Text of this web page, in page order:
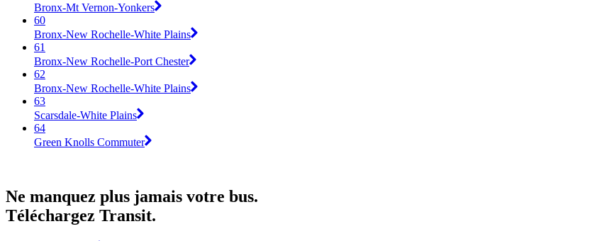
Bronx-Mt Vernon-Yonkers
60
Bronx-New Rochelle-White Plains
61
Bronx-New Rochelle-Port Chester
62
Bronx-New Rochelle-White Plains
63
Scarsdale-White Plains
64
Green Knolls Commuter
Ne manquez plus jamais votre bus.
Téléchargez Transit.